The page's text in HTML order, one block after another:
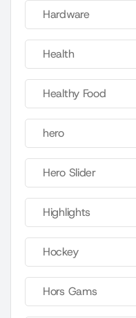
Hardware
Health
Healthy Food
hero
Hero Slider
Highlights
Hockey
Hors Gams